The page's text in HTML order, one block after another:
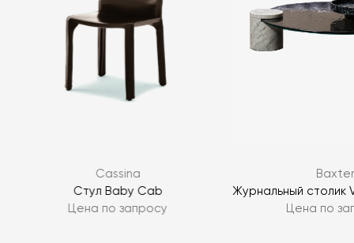
Cassina
Стул Baby Cab
Цена по запросу
Baxter
Журнальный столик
Цена по